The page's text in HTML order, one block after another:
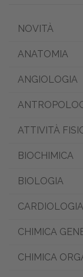
NOVITÀ
ANATOMIA
ANGIOLOGIA
ATTIVITÀ
BIOCHIMICA
BIOLOGIA
CARDIOLOGIA
CHIMICA
CHIMICA